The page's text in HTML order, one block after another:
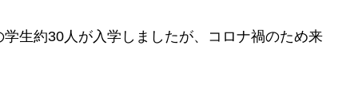
生約30人が入学しましたが、コロナ禍のため来